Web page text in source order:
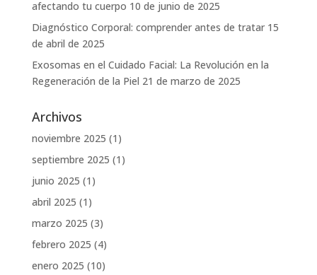
afectando tu cuerpo 10 de junio de 2025
Diagnóstico Corporal: comprender antes de tratar 15
de abril de 2025
Exosomas en el Cuidado Facial: La Revolución en la
Regeneración de la Piel 21 de marzo de 2025
Archivos
noviembre 2025 (1)
septiembre 2025 (1)
junio 2025 (1)
abril 2025 (1)
marzo 2025 (3)
febrero 2025 (4)
enero 2025 (10)